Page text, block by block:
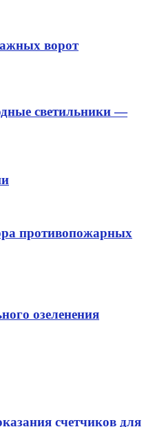
ворот
светильники —
противопожарных
озеленения
счетчиков для